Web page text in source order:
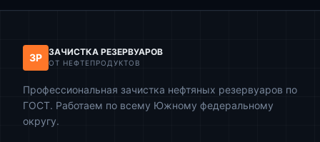
ЗР ЗАЧИСТКА РЕЗЕРВУАРОВ
ОТ НЕФТЕПРОДУКТОВ
Профессиональная зачистка нефтяных резервуаров по
ГОСТ. Работаем по всему Южному федеральному
округу.